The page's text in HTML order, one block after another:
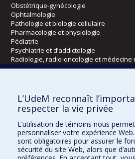
Obstétrique-gynécologie
Ophtalmologie
Pathologie et biologie cellulaire
Pharmacologie et physiologie
Pédiatrie
Psychiatrie et d’addictologie
Radiologie, radio-oncologie et médecine
Écoles
Kinésiologie et des sciences de l’activité
Orthophonie et audiologie
Réadaptation
Directions
L’UdeM reconnaît
respecter la vie privée
L’utilisation de témoins nous
personnaliser votre expérience
sont obligatoires pour assurer le
sécurité du site Web, alors que